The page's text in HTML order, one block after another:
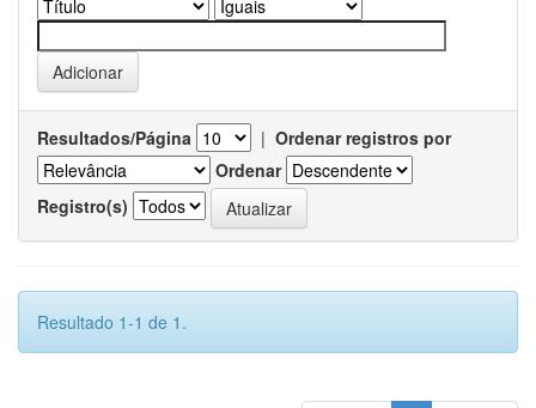
Resultados/Página | Ordenar registros por
Ordenar
Registro(s)
Resultado 1-1 de 1.